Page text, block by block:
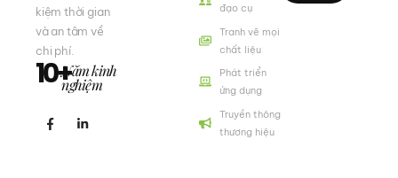
kiệm thời gian
và an tâm về
chi phí.
10+Năm kinh
nghiệm
đạo cụ
Tranh vẽ mọi
chất liệu
Phát triển
ứng dụng
Truyền thông
thương hiệu